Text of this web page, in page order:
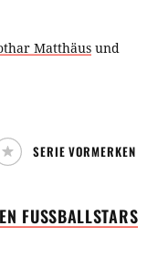
Matthäus und
SERIE VORMERKEN
FUSSBALLSTARS